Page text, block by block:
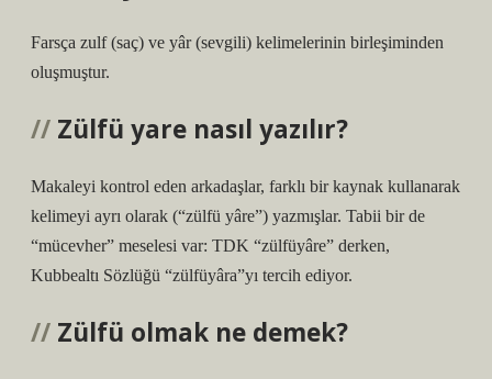
Farsça zulf (saç) ve yâr (sevgili) kelimelerinin birleşiminden
oluşmuştur.
Zülfü yare nasıl yazılır?
Makaleyi kontrol eden arkadaşlar, farklı bir kaynak kullanarak
kelimeyi ayrı olarak (“zülfü yâre”) yazmışlar. Tabii bir de
“mücevher” meselesi var: TDK “zülfüyâre” derken,
Kubbealtı Sözlüğü “zülfüyâra”yı tercih ediyor.
Zülfü olmak ne demek?